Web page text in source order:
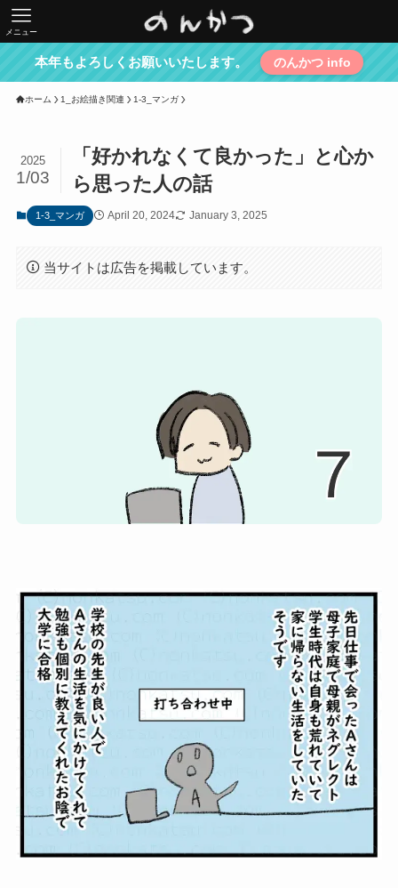
メニュー
本年もよろしくお願いいたします。 のんかつ info
ホーム 1_お絵描き関連 1-3_マンガ
「好かれなくて良かった」と心か
ら思った人の話
2025
1/03
1-3_マンガ April 20, 2024 January 3, 2025
当サイトは広告を掲載しています。